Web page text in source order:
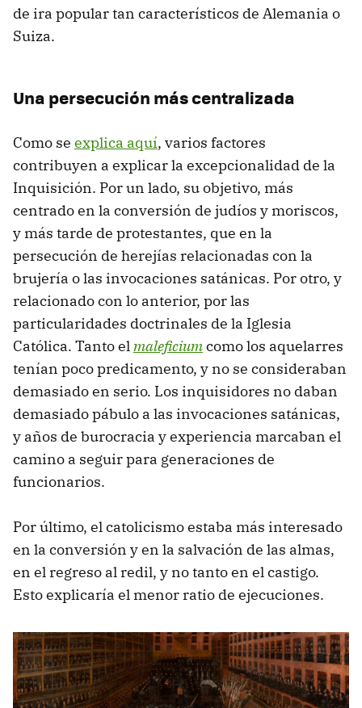
de ira popular tan característicos de Alemania o
Suiza.
Una persecución más centralizada
Como se explica aquí, varios factores
contribuyen a explicar la excepcionalidad de la
Inquisición. Por un lado, su objetivo, más
centrado en la conversión de judíos y moriscos,
y más tarde de protestantes, que en la
persecución de herejías relacionadas con la
brujería o las invocaciones satánicas. Por otro, y
relacionado con lo anterior, por las
particularidades doctrinales de la Iglesia
Católica. Tanto elmaleficiumcomo los aquelarres
tenían poco predicamento, y no se consideraban
demasiado en serio. Los inquisidores no daban
demasiado pábulo a las invocaciones satánicas,
y años de burocracia y experiencia marcaban el
camino a seguir para generaciones de
funcionarios.
Por último, el catolicismo estaba más interesado
en la conversión y en la salvación de las almas,
en el regreso al redil, y no tanto en el castigo.
Esto explicaría el menor ratio de ejecuciones.